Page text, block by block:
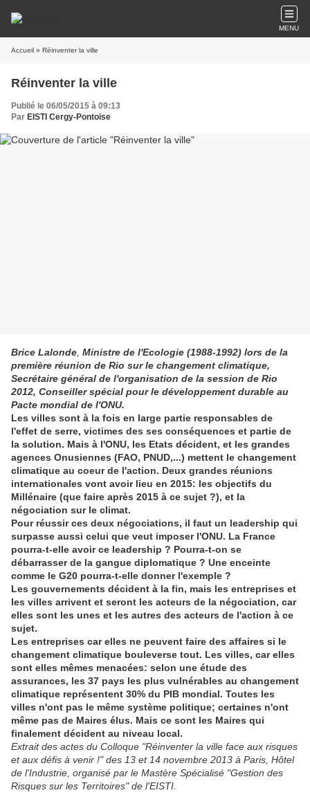
MENU
Accueil » Réinventer la ville
Réinventer la ville
Publié le 06/05/2015 à 09:13
Par EISTI Cergy-Pontoise
Brice Lalonde Ministre de l'Ecologie (1988-1992) lors de la
première réunion de Rio sur le changement climatique,
Secrétaire général de l'organisation de la session de Rio
2012, Conseiller spécial pour le développement durable au
Pacte mondial de l'ONU.
Les villes sont à la fois en large partie responsables de
l'effet de serre, victimes des ses conséquences et partie de
la solution. Mais à l'ONU, les Etats décident, et les grandes
agences Onusiennes (FAO, PNUD,...) mettent le changement
climatique au coeur de l'action. Deux grandes réunions
internationales vont avoir lieu en 2015: les objectifs du
Millénaire (que faire après 2015 à ce sujet ?), et la
négociation sur le climat.
Pour réussir ces deux négociations, il faut un leadership qui
surpasse aussi celui que veut imposer l'ONU. La France
pourra-t-elle avoir ce leadership ? Pourra-t-on se
débarrasser de la gangue diplomatique ? Une enceinte
comme le G20 pourra-t-elle donner l'exemple ?
Les gouvernements décident à la fin, mais les entreprises et
les villes arrivent et seront les acteurs de la négociation, car
elles sont les unes et les autres des acteurs de l'action à ce
sujet.
Les entreprises car elles ne peuvent faire des affaires si le
changement climatique bouleverse tout. Les villes, car elles
sont elles mêmes menacées: selon une étude des
assurances, les 37 pays les plus vulnérables au changement
climatique représentent 30% du PIB mondial. Toutes les
villes n'ont pas le même système politique; certaines n'ont
même pas de Maires élus. Mais ce sont les Maires qui
finalement décident au niveau local.
Extrait des actes du Colloque "Réinventer la ville face aux risques
et aux défis à venir !" des 13 et 14 novembre 2013 à Paris, Hôtel
de l'Industrie, organisé par le Mastère Spécialisé "Gestion des
Risques sur les Territoires" de l'EISTI.